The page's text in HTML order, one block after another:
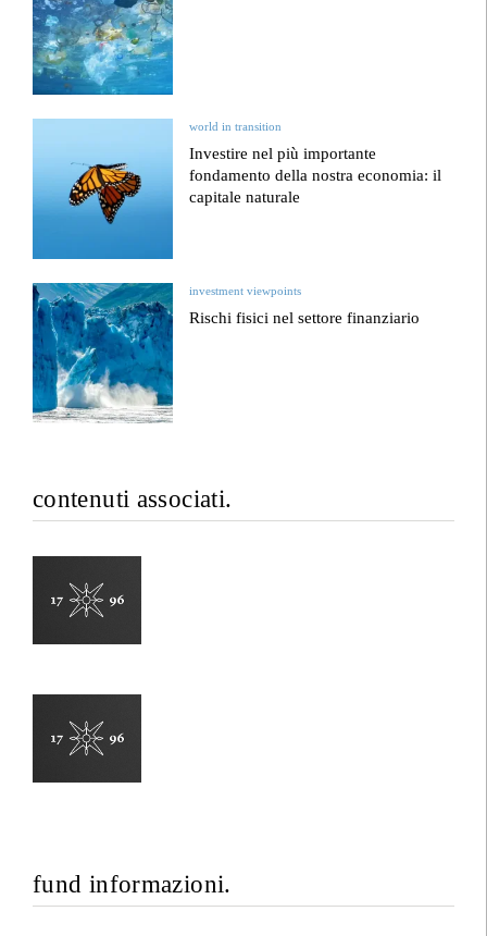
world in transition
Investire nel più importante
fondamento della nostra economia: il
capitale naturale
investment viewpoints
Rischi fisici nel settore finanziario
contenuti associati.
fund informazioni.